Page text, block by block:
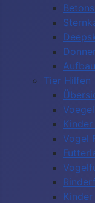
Tier Hilfen
Vogel